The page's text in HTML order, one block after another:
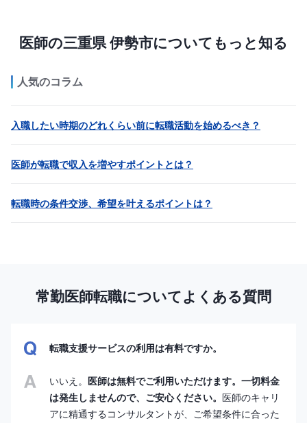
医師の三重県 伊勢市についてもっと知る
人気のコラム
入職したい時期のどれくらい前に転職活動を始めるべき？
医師が転職で収入を増やすポイントとは？
転職時の条件交渉、希望を叶えるポイントは？
常勤医師転職についてよくある質問
転職支援サービスの利用は有料ですか。
いいえ。 医師は無料でご利用いただけます。一切料金
は発生しませんので、ご安心ください。 医師のキャリ
アに精通するコンサルタントが、ご希望条件に合った